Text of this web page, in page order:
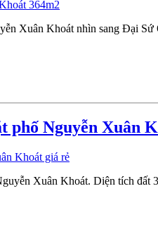
Xuân Khoát nhìn sang Đại
phố Nguyễn Xuân
Xuân Khoát. Diện tích đất